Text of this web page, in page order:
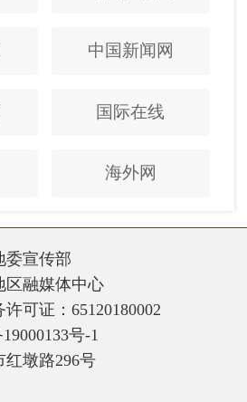
中国新闻网
国际在线
海外网
委宣传部
区融媒体中心
可证：65120180002
号-1
墩路296号